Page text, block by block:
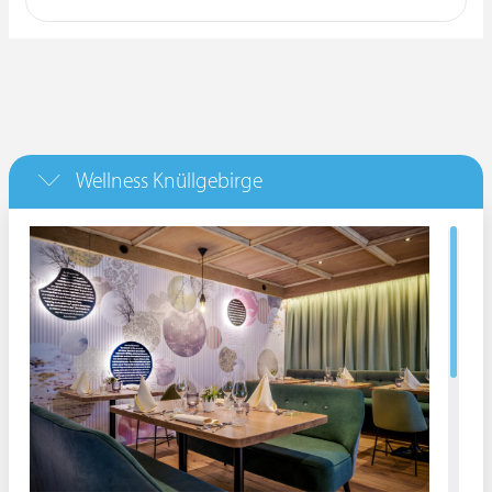
Wellness Knüllgebirge